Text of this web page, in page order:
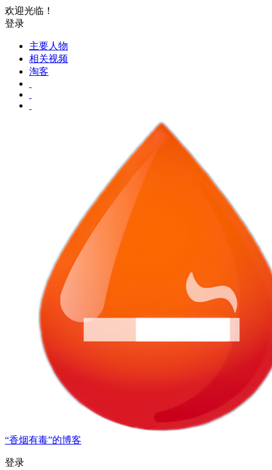
欢迎光临！
登录
主要人物
相关视频
淘客
“香烟有毒”的博客
登录